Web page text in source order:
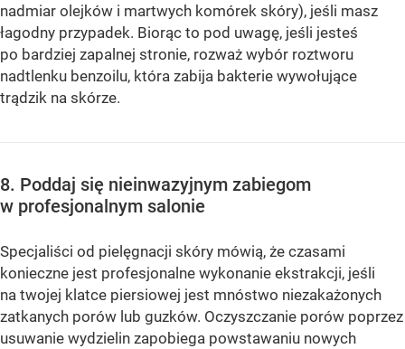
nadmiar olejków i martwych komórek skóry), jeśli masz
łagodny przypadek. Biorąc to pod uwagę, jeśli jesteś
po bardziej zapalnej stronie, rozważ wybór roztworu
nadtlenku benzoilu, która zabija bakterie wywołujące
trądzik na skórze.
8. Poddaj się nieinwazyjnym zabiegom
w profesjonalnym salonie
Specjaliści od pielęgnacji skóry mówią, że czasami
konieczne jest profesjonalne wykonanie ekstrakcji, jeśli
na twojej klatce piersiowej jest mnóstwo niezakażonych
zatkanych porów lub guzków. Oczyszczanie porów poprzez
usuwanie wydzielin zapobiega powstawaniu nowych